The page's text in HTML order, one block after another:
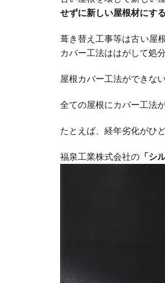
せずに新しい屋根材にす
葺き替え工事等は古い屋
カバー工法ははがして処
屋根カバー工法ができな
全ての屋根にカバー工法
たとえば、経年劣化がひど
福泉工業株式会社の 「シ